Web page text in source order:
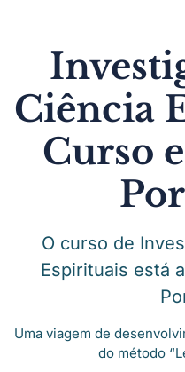
Ciência
Curso
O curso de
Espirituais está
Uma viagem de
do método